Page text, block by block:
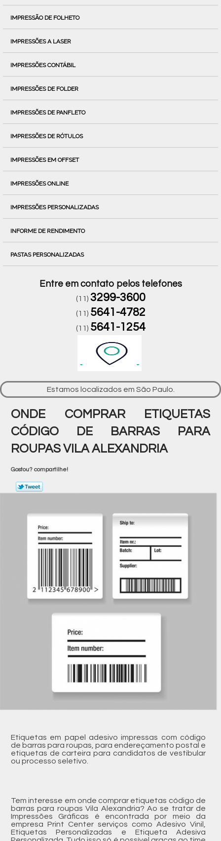
IMPRESSÃO DE FOLHETO
IMPRESSÕES A LASER
IMPRESSÕES CONTÁBIL
IMPRESSÕES DE FOLDER
IMPRESSÕES DE PANFLETO
IMPRESSÕES DE RÓTULOS
IMPRESSÕES EM OFFSET
IMPRESSÕES ONLINE
IMPRESSÕES PERSONALIZADAS
INFORME DE RENDIMENTO
PASTAS PERSONALIZADAS
Entre em contato pelos telefones
(11) 3299-3600
(11) 5641-4782
(11) 5641-1254
Estamos localizados em São Paulo.
ONDE COMPRAR ETIQUETAS
CÓDIGO DE BARRAS PARA
ROUPAS VILA ALEXANDRIA
Gostou? compartilhe!
Etiquetas em papel adesivo impressas com código
de barras para roupas, para endereçamento postal e
etiquetas de carteira para candidatos de vestibular
ou processo seletivo.
Tem interesse em onde comprar etiquetas código de
barras para roupas Vila Alexandria? Ao se tratar de
Impressões Gráficas é encontrada por meio da
empresa Print Center serviços como Adesivo Vinil,
Etiquetas Personalizadas e Etiqueta Adesiva